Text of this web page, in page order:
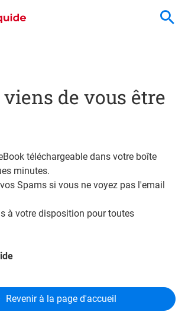
de vous être
téléchargeable dans votre boîte
minutes.
Spams si vous ne voyez pas l'email
à votre disposition pour toutes
Revenir à la page d'accueil